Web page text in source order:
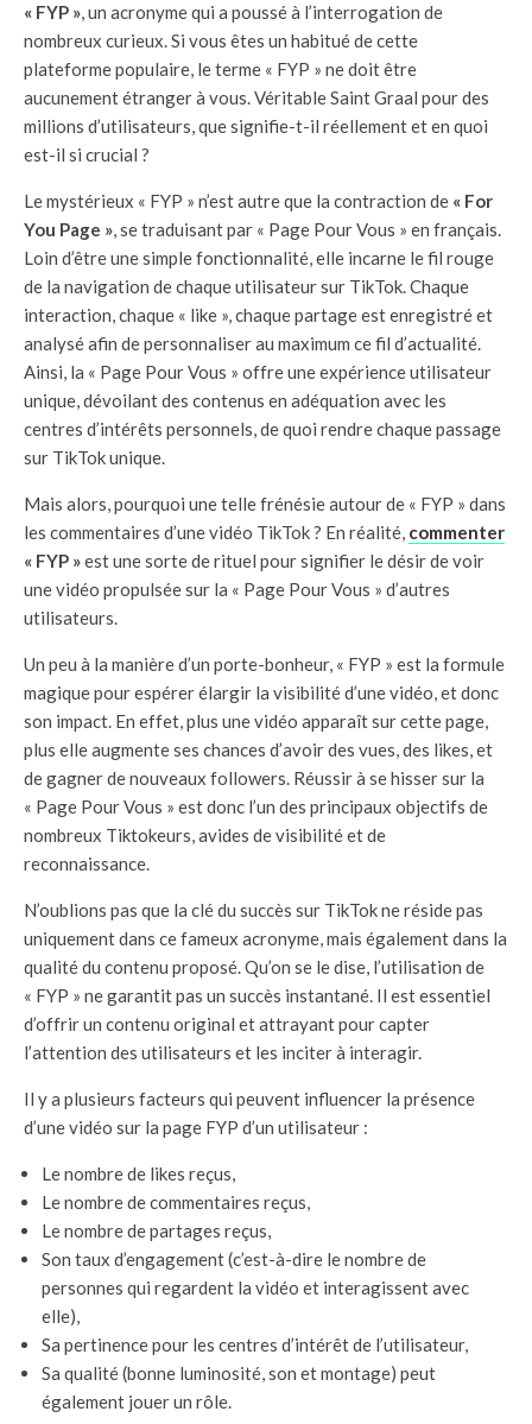
« FYP », un acronyme qui a poussé à l’interrogation de
nombreux curieux. Si vous êtes un habitué de cette
plateforme populaire, le terme « FYP » ne doit être
aucunement étranger à vous. Véritable Saint Graal pour des
millions d’utilisateurs, que signifie-t-il réellement et en quoi
est-il si crucial ?
Le mystérieux « FYP » n’est autre que la contraction de « For
You Page », se traduisant par « Page Pour Vous » en français.
Loin d’être une simple fonctionnalité, elle incarne le fil rouge
de la navigation de chaque utilisateur sur TikTok. Chaque
interaction, chaque « like », chaque partage est enregistré et
analysé afin de personnaliser au maximum ce fil d’actualité.
Ainsi, la « Page Pour Vous » offre une expérience utilisateur
unique, dévoilant des contenus en adéquation avec les
centres d’intérêts personnels, de quoi rendre chaque passage
sur TikTok unique.
Mais alors, pourquoi une telle frénésie autour de « FYP » dans
les commentaires d’une vidéo TikTok ? En réalité, commenter
« FYP »est une sorte de rituel pour signifier le désir de voir
une vidéo propulsée sur la « Page Pour Vous » d’autres
utilisateurs.
Un peu à la manière d’un porte-bonheur, « FYP » est la formule
magique pour espérer élargir la visibilité d’une vidéo, et donc
son impact. En effet, plus une vidéo apparaît sur cette page,
plus elle augmente ses chances d’avoir des vues, des likes, et
de gagner de nouveaux followers. Réussir à se hisser sur la
« Page Pour Vous » est donc l’un des principaux objectifs de
nombreux Tiktokeurs, avides de visibilité et de
reconnaissance.
N’oublions pas que la clé du succès sur TikTok ne réside pas
uniquement dans ce fameux acronyme, mais également dans la
qualité du contenu proposé. Qu’on se le dise, l’utilisation de
« FYP » ne garantit pas un succès instantané. Il est essentiel
d’offrir un contenu original et attrayant pour capter
l’attention des utilisateurs et les inciter à interagir.
Il y a plusieurs facteurs qui peuvent influencer la présence
d’une vidéo sur la page FYP d’un utilisateur :
Le nombre de likes reçus,
Le nombre de commentaires reçus,
Le nombre de partages reçus,
Son taux d’engagement (c’est-à-dire le nombre de
personnes qui regardent la vidéo et interagissent avec
elle),
Sa pertinence pour les centres d’intérêt de l’utilisateur,
Sa qualité (bonne luminosité, son et montage) peut
également jouer un rôle.